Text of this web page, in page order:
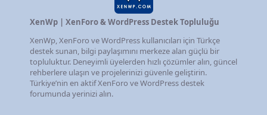
XenWp | XenForo & WordPress Destek Topluluğu
XenWp, XenForo ve WordPress kullanıcıları için Türkçe
destek sunan, bilgi paylaşımını merkeze alan güçlü bir
topluluktur. Deneyimli üyelerden hızlı çözümler alın, güncel
rehberlere ulaşın ve projelerinizi güvenle geliştirin.
Türkiye’nin en aktif XenForo ve WordPress destek
forumunda yerinizi alın.